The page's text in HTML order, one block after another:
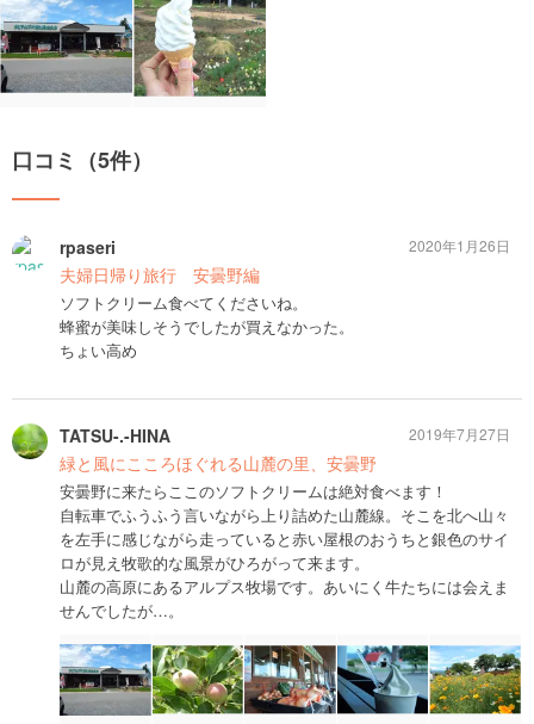
口コミ（5件）
rpaseri
夫婦日帰り旅行 安曇野編
ソフトクリーム食べてくださいね。
蜂蜜が美味しそうでしたが買えなかった。
ちょい高め
2020年1月26日
TATSU-.-HINA
緑と風にこころほぐれる山麓の里、安曇野
安曇野に来たらここのソフトクリームは絶対食べます！
自転車でふうふう言いながら上り詰めた山麓線。そこを北へ山々
を左手に感じながら走っていると赤い屋根のおうちと銀色のサイ
ロが見え牧歌的な風景がひろがって来ます。
山麓の高原にあるアルプス牧場です。あいにく牛たちには会えま
せんでしたが…。
2019年7月27日